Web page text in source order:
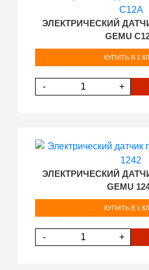
ЭЛЕКТРИЧЕСКИЙ
GEMU
КУПИТЬ В 1
- +
ЭЛЕКТРИЧЕСКИЙ
GEMU
КУПИТЬ В 1
- +